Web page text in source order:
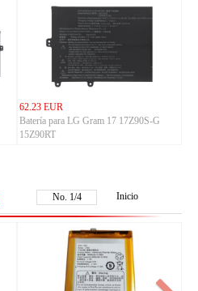
62.23 EUR
Batería para LG Gram 17 17Z90S-G
15Z90RT
No. 1/4 Inicio